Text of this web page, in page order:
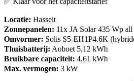
Locatie: Hasselt
Zonnepanelen: 11x JA Solar 435 Wp
Omvormer: Solis S5-EH1P4.6K
Thuisbatterij: Aoboet 5,12 kWh
Bruikbare capaciteit: 4,61 kWh
Max. vermogen: 3 kW